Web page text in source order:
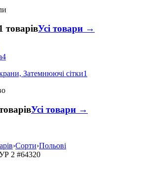
товарівУсі товари →
4
Затемнюючі сітки1
Усі товари →
›Сорти›Польові
2 #64320